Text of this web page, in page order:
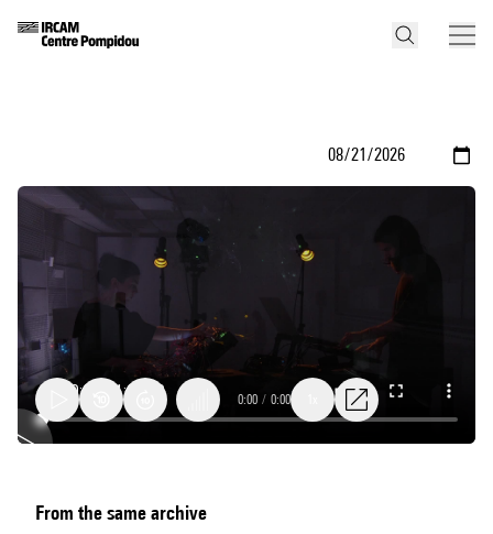
Forum
0:00 / 0:00
From the same archive